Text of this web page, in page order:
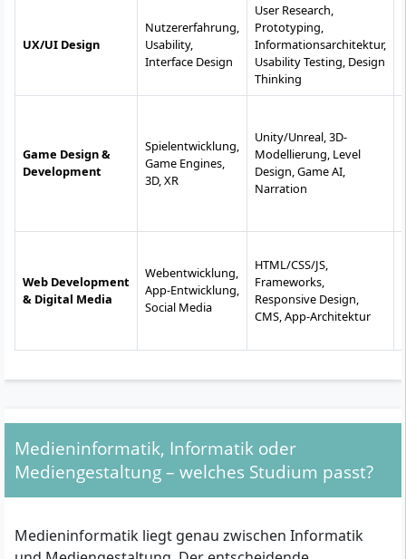
UX/UI Design
Nutzererfahrung,
Usability,
Interface Design
User Research,
Prototyping,
Informationsarchitektur,
Usability Testing, Design
Thinking
Game Design &
Development
Spielentwicklung,
Game Engines,
3D, XR
Unity/Unreal, 3D-
Modellierung, Level
Design, Game AI,
Narration
Web Development
& Digital Media
Webentwicklung,
App-Entwicklung,
Social Media
HTML/CSS/JS,
Frameworks,
Responsive Design,
CMS, App-Architektur
Medieninformatik, Informatik oder
Mediengestaltung – welches Studium passt?
Medieninformatik liegt genau zwischen Informatik